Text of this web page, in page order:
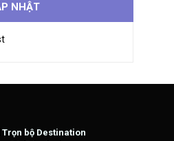
NHẬT
bộ Destination